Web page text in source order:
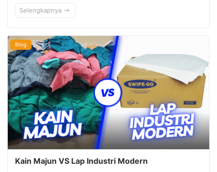
Selengkapnya
Blog
Kain Majun VS Lap Industri Modern